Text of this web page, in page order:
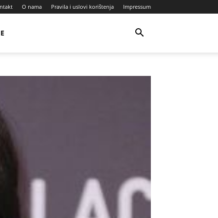
O nama Pravila i uslovi korištenja Impressum